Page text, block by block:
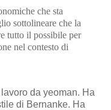
che sta
sottolineare che la
tutto il possibile per
nel contesto di
da yeoman. Ha
di Bernanke. Ha